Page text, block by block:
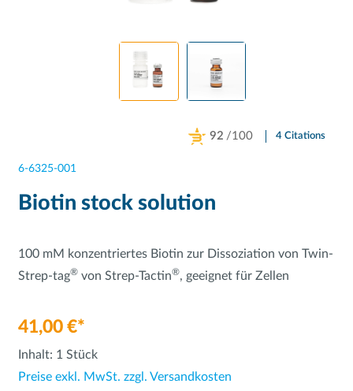
92 /100 4 Citations
6-6325-001
Biotin stock solution
100 mM konzentriertes Biotin zur Dissoziation von Twin-
Strep-tag®von Strep-Tactin®, geeignet für Zellen
41,00 €*
Inhalt: 1 Stück
Preise exkl. MwSt. zzgl. Versandkosten